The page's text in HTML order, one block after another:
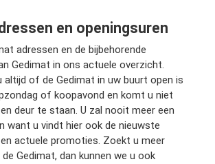
en openingsuren
adressen en de bijbehorende
Gedimat in ons actuele overzicht.
altijd of de Gedimat in uw buurt open is
of koopavond en komt u niet
deur te staan. U zal nooit meer een
want u vindt hier ook de nieuwste
actuele promoties. Zoekt u meer
Gedimat, dan kunnen we u ook